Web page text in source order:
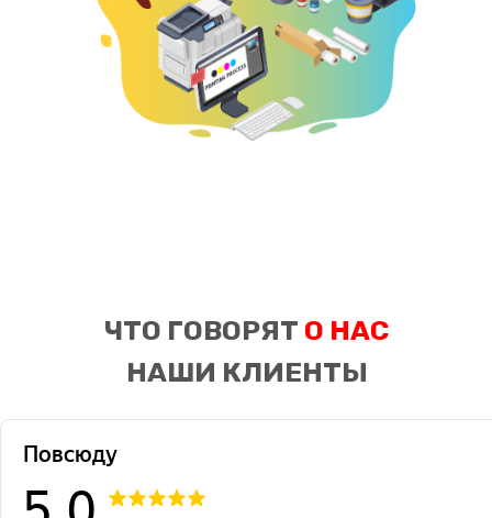
ЧТО ГОВОРЯТ О НАС
НАШИ КЛИЕНТЫ